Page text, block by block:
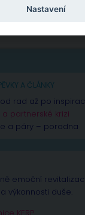
A ČLÁNKY
rad až po
partnerské krizi
a páry – poradna
emoční
výkonnosti duše.
KERP
Nastavení